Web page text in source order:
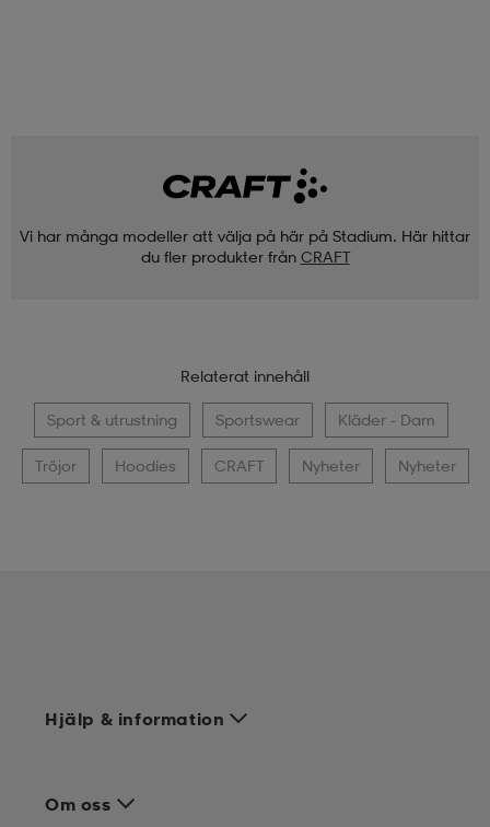
Vi har många modeller att välja på här på Stadium. Här hittar
du fler produkter från CRAFT
Relaterat innehåll
Sport & utrustning Sportswear Kläder - Dam
Tröjor Hoodies CRAFT Nyheter Nyheter
Hjälp & information
Om oss